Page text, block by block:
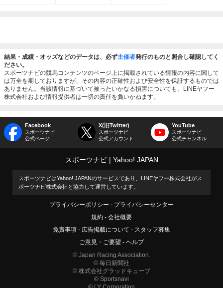
結果・成績・オッズなどのデータは、必ず主催者発行のものと照合し確認してく
ださい。
スポーツナビの競馬コンテンツのページ上に掲載されている情報の内容に関して
は万全を期しておりますが、その内容の正確性および安全性を保証するものでは
ありません。当該情報に基づいて被ったいかなる損害についても、LINEヤフー
株式会社および情報提供者は一切の責任を負いかねます。
Facebook
スポーツナビ
公式ページ
X(旧Twitter)
スポーツナビ
公式アカウント
YouTube
スポーツナビ
公式チャンネル
スポーツナビ Yahoo! JAPAN
スポーツナビはYahoo! JAPANのサービスであり、LINEヤフー株式会社がス
ポーツナビ株式会社と協力して運営しています。
プライバシーポリシー
プライバシーセンター
規約
会社概要
免責事項
広告掲載について
スタッフ募集
ご意見・ご要望
ヘルプ
© Japan Racing Association.
© 毎日新聞社
© 株式会社グラッドキューブ
© Sportsnavi